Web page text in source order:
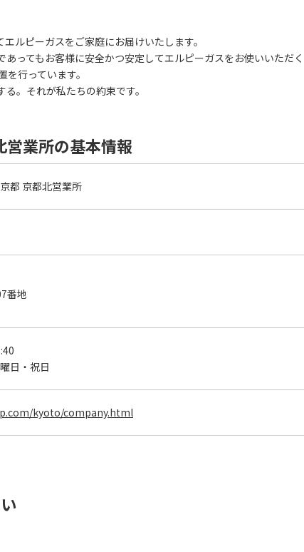
ルピーガスをご家庭にお届けいたします。
ってもお客様に安全かつ安定してエルピーガスをお使いいただく
行っています。
。それが私たちの約束です。
業所の基本情報
都 京都北営業所
番地
日・祝日
kyoto/company.html